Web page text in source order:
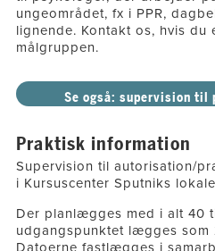
ungeområdet, fx i PPR,
lignende. Kontakt os, hvis du
målgruppen.
Se også: supervision til
Praktisk information
Supervision til autorisation/
i Kursuscenter Sputniks
Der planlægges med i alt 40
udgangspunktet lægges som
Datoerne fastlægges i